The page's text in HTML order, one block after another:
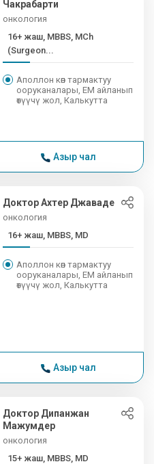
Чакрабарти
онкология
16+ жаш, MBBS, MCh
(Surgeon...
Аполлон көп тармактуу
ооруканалары, EM айланып
өтүүчү жол, Калькутта
Азыр чал
Доктор Ахтер Джаваде
онкология
16+ жаш, MBBS, MD
Аполлон көп тармактуу
ооруканалары, EM айланып
өтүүчү жол, Калькутта
Азыр чал
Доктор Дипанжан
Мажумдер
онкология
15+ жаш, MBBS, MD